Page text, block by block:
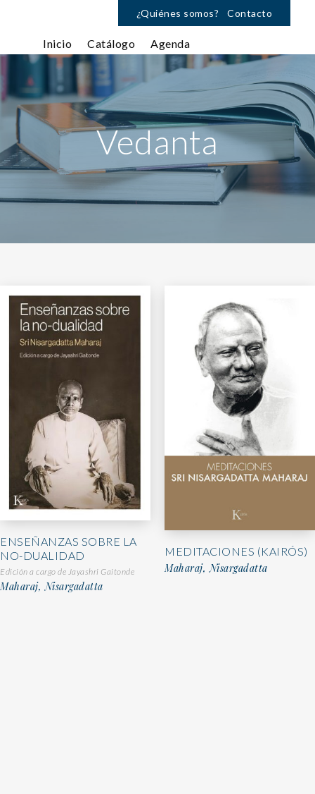
¿Quiénes somos? Contacto
Inicio Catálogo Agenda
Vedanta
ENSEÑANZAS SOBRE LA
NO-DUALIDAD
Edición a cargo de Jayashri Gaitonde
Maharaj, Nisargadatta
MEDITACIONES (KAIRÓS)
Maharaj, Nisargadatta